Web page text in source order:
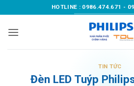
qua
nội
HOTLINE : 0986.474.671 -
TIN TỨC
Đèn LED Tuýp